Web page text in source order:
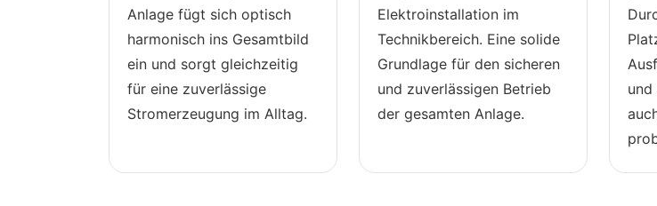
Anlage fügt sich optisch
harmonisch ins Gesamtbild
ein und sorgt gleichzeitig
für eine zuverlässige
Stromerzeugung im Alltag.
Elektroinstallation im
Technikbereich. Eine solide
Grundlage für den sicheren
und zuverlässigen Betrieb
der gesamten Anlage.
und